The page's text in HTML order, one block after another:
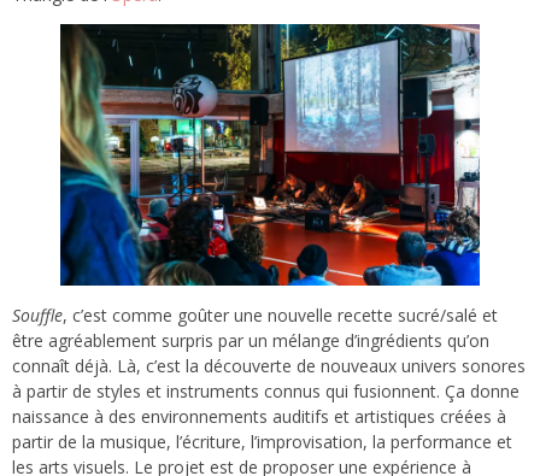
Souffle, c’est comme goûter une nouvelle recette sucré/salé et
être agréablement surpris par un mélange d’ingrédients qu’on
connaît déjà. Là, c’est la découverte de nouveaux univers sonores
à partir de styles et instruments connus qui fusionnent. Ça donne
naissance à des environnements auditifs et artistiques créées à
partir de la musique, l’écriture, l’improvisation, la performance et
les arts visuels. Le projet est de proposer une expérience à